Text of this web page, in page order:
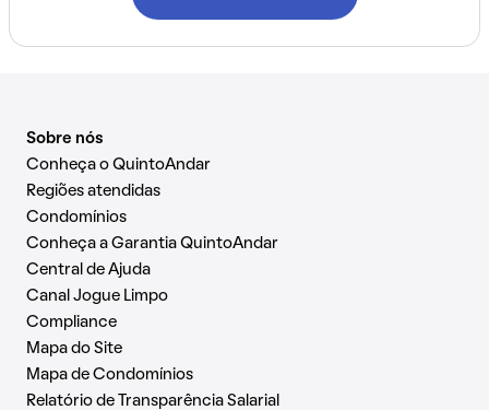
Sobre nós
Conheça o QuintoAndar
Regiões atendidas
Condomínios
Conheça a Garantia QuintoAndar
Central de Ajuda
Canal Jogue Limpo
Compliance
Mapa do Site
Mapa de Condomínios
Relatório de Transparência Salarial